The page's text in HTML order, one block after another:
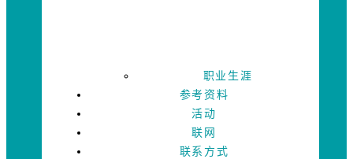
职业生涯
参考资料
活动
联网
联系方式